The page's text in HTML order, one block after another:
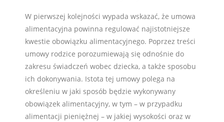
W pierwszej kolejności wypada wskazać, że umowa
alimentacyjna powinna regulować najistotniejsze
kwestie obowiązku alimentacyjnego. Poprzez treści
umowy rodzice porozumiewają się odnośnie do
zakresu świadczeń wobec dziecka, a także sposobu
ich dokonywania. Istota tej umowy polega na
określeniu w jaki sposób będzie wykonywany
obowiązek alimentacyjny, w tym – w przypadku
alimentacji pieniężnej – w jakiej wysokości oraz w